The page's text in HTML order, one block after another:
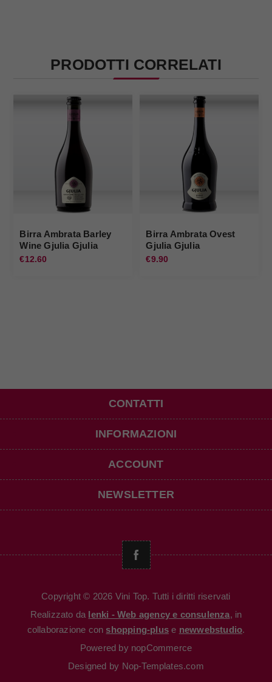
PRODOTTI CORRELATI
Birra Ambrata Barley
Wine Gjulia Gjulia
€12.60
Birra Ambrata Ovest
Gjulia Gjulia
€9.90
CONTATTI
INFORMAZIONI
ACCOUNT
NEWSLETTER
Copyright © 2026 Vini Top. Tutti i diritti riservati
Realizzato da Ienki - Web agency e consulenza, in
collaborazione con shopping-plus e newwebstudio.
Powered by nopCommerce
Designed by Nop-Templates.com